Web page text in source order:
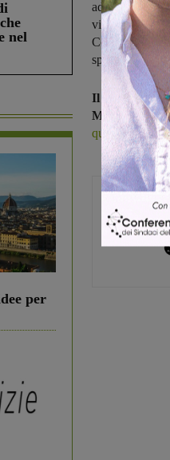
nel
per
adulti con
vita reale e
CoderDojo
sperimentare
Il laboratorio
Montevarchi
questo link.